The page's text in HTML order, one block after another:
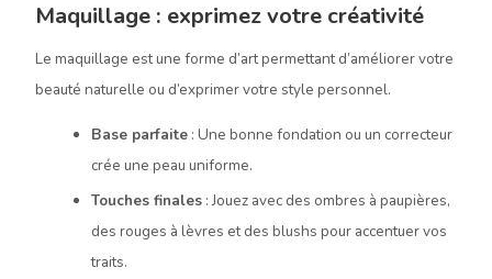
Maquillage : exprimez votre créativité
Le maquillage est une forme d’art permettant d’améliorer votre
beauté naturelle ou d’exprimer votre style personnel.
Base parfaite : Une bonne fondation ou un correcteur
crée une peau uniforme.
Touches finales : Jouez avec des ombres à paupières,
des rouges à lèvres et des blushs pour accentuer vos
traits.